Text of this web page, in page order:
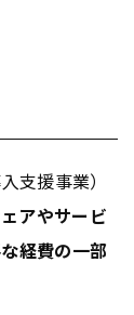
支援事業）
アやサービ
経費の一部